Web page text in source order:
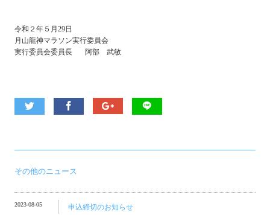
令和２年５月29日
月山龍神マラソン実行委員会
実行委員会委員長 阿部 武敏
その他のニュース
2023-08-05 申込締切のお知らせ